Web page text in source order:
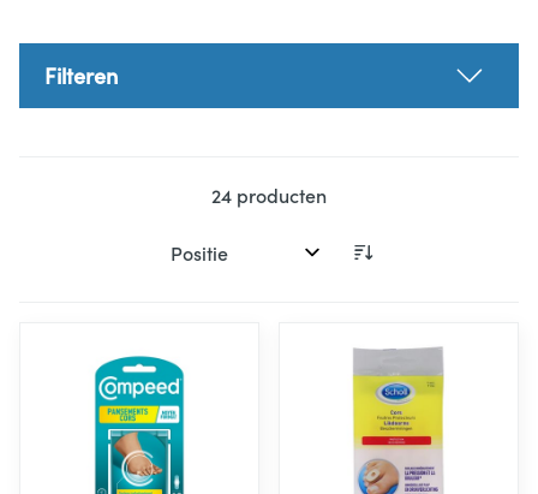
Filteren
24 producten
Sorteer op: